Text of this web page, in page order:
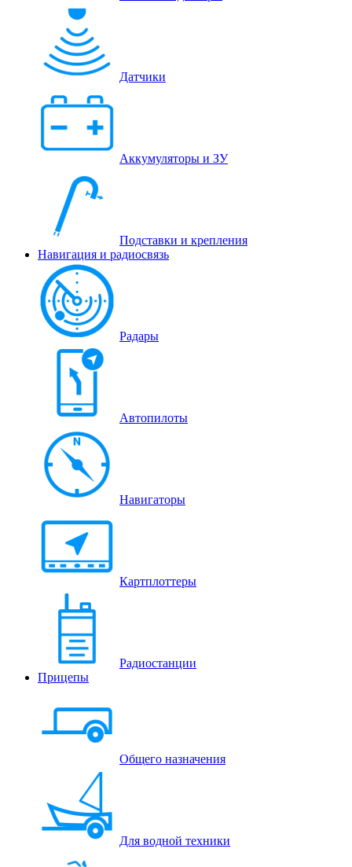
Датчики
Аккумуляторы и ЗУ
Подставки и крепления
Навигация и радиосвязь
Радары
Автопилоты
Навигаторы
Картплоттеры
Радиостанции
Прицепы
Общего назначения
Для водной техники